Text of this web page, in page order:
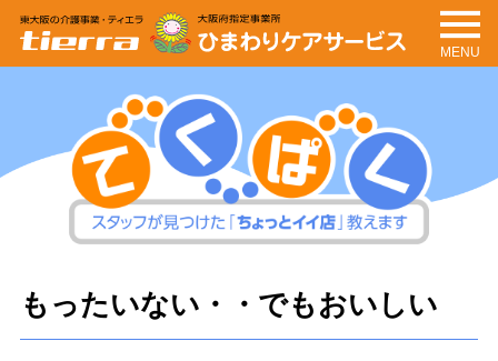
tierra
ひまわりケアサービ
ス
MENU
店」教えます
もったいない・・でもおいしい